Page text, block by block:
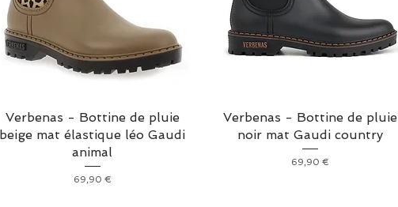
Verbenas - Bottine de pluie
beige mat élastique léo Gaudi
animal
Prix
69,90 €
Verbenas - Bottine de pluie
noir mat Gaudi country
Prix
69,90 €